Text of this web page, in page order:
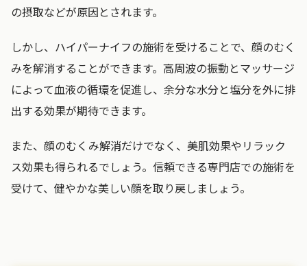
の摂取などが原因とされます。
しかし、ハイパーナイフの施術を受けることで、顔のむく
みを解消することができます。高周波の振動とマッサージ
によって血液の循環を促進し、余分な水分と塩分を外に排
出する効果が期待できます。
また、顔のむくみ解消だけでなく、美肌効果やリラック
ス効果も得られるでしょう。信頼できる専門店での施術を
受けて、健やかな美しい顔を取り戻しましょう。